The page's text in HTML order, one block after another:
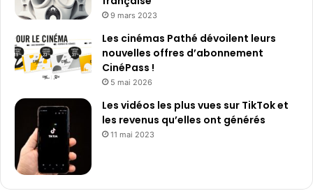
9 mars 2023
Les cinémas Pathé dévoilent leurs
nouvelles offres d’abonnement
CinéPass !
5 mai 2026
Les vidéos les plus vues sur TikTok et
les revenus qu’elles ont générés
11 mai 2023